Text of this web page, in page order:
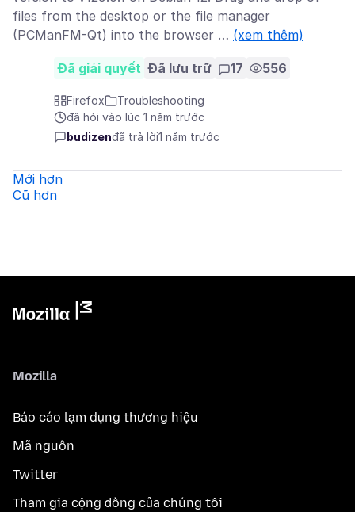
files from the desktop or the file manager
(PCManFM-Qt) into the browser … (xem thêm)
Đã giải quyết Đã lưu trữ 17 556
Firefox
Troubleshooting
đã hỏi vào lúc 1 năm trước
budizenđã trả lời1 năm trước
Mới hơn
Cũ hơn
Mozilla
Báo cáo lạm dụng thương hiệu
Mã nguồn
Twitter
Tham gia cộng đồng của chúng tôi